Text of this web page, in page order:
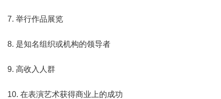
7. 举行作品展览
8. 是知名组织或机构的领导者
9. 高收入人群
10. 在表演艺术获得商业上的成功